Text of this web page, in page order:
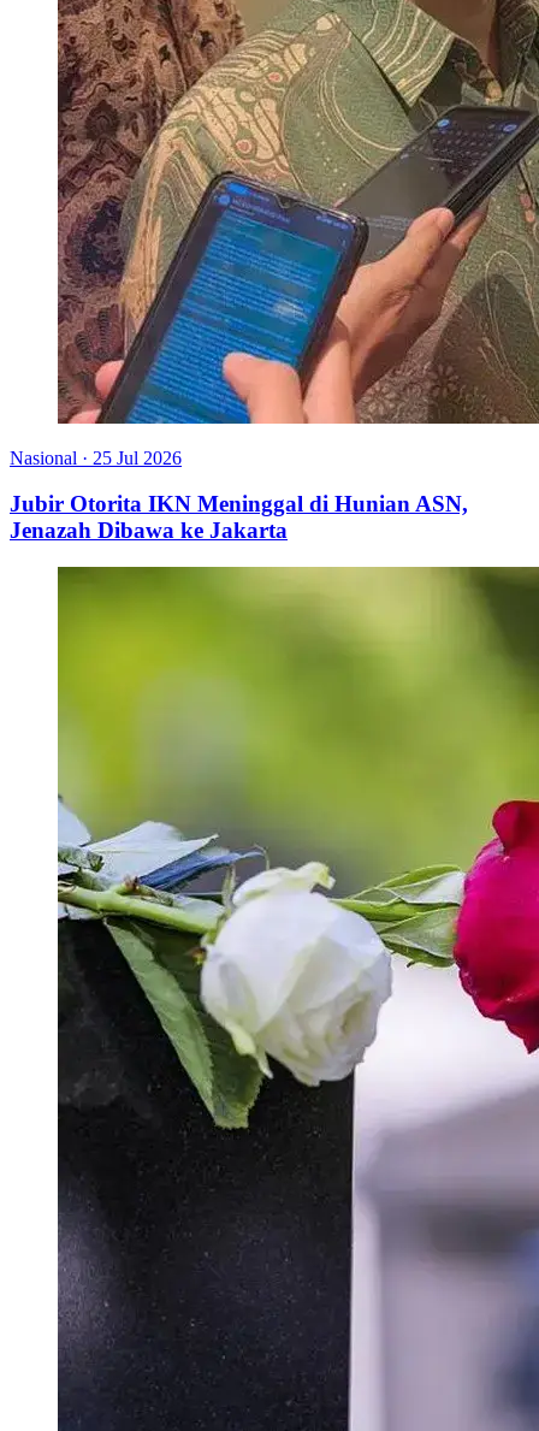
Nasional · 25 Jul 2026
Jubir Otorita IKN Meninggal di Hunian ASN,
Jenazah Dibawa ke Jakarta